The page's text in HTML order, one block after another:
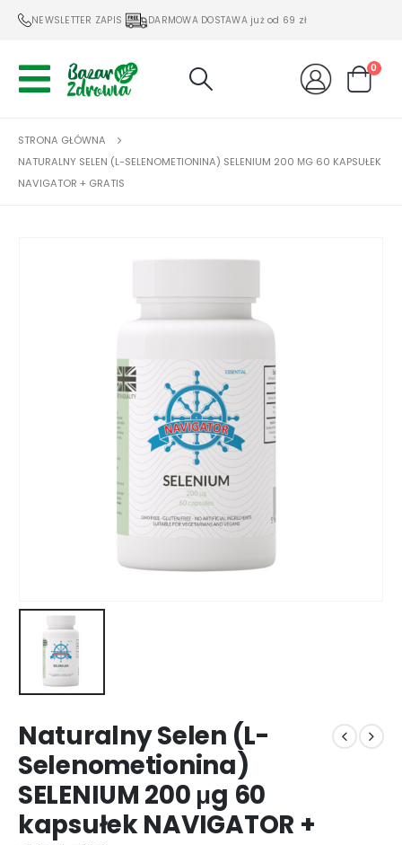
NEWSLETTER ZAPIS DARMOWA DOSTAWA już od 69 zł
0
STRONA GŁÓWNA
NATURALNY SELEN (L-SELENOMETIONINA) SELENIUM 200 ΜG 60 KAPSUŁEK
NAVIGATOR + GRATIS
Naturalny Selen (L-
Selenometionina)
SELENIUM 200 μg 60
kapsułek NAVIGATOR +